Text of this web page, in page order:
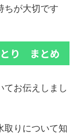
ちが大切です
とり まとめ
てお伝えしまし
取りについて知